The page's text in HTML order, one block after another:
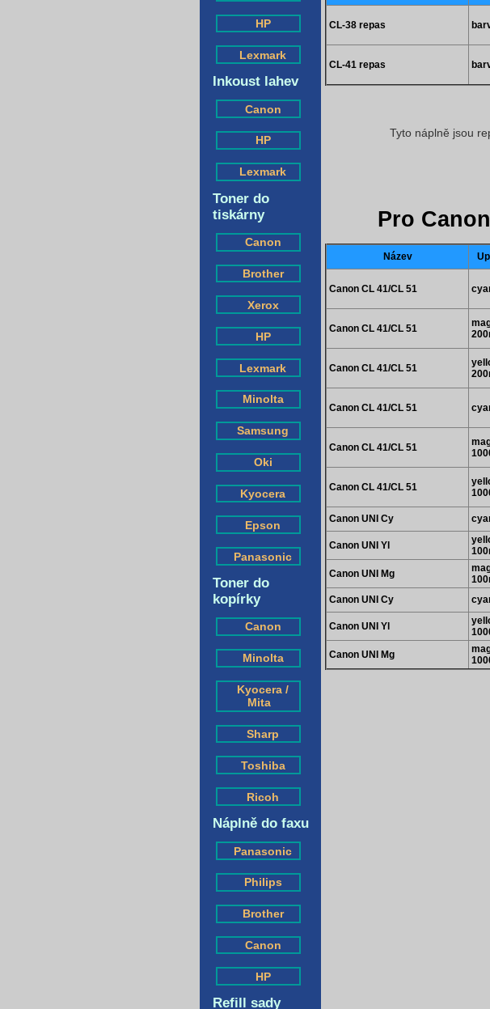
HP
Lexmark
Inkoust lahev
Canon
HP
Lexmark
Toner do
tiskárny
Canon
Brother
Xerox
HP
Lexmark
Minolta
Samsung
Oki
Kyocera
Epson
Panasonic
Toner do
kopírky
Canon
Minolta
Kyocera /
Mita
Sharp
Toshiba
Ricoh
Náplně do faxu
Panasonic
Philips
Brother
Canon
HP
Refill sady
CL-38 repas
CL-41 repas
Tyto náplně jsou
Pro
Název
Canon CL 41/CL 51
Canon CL 41/CL 51
Canon CL 41/CL 51
Canon CL 41/CL 51
Canon CL 41/CL 51
Canon CL 41/CL 51
Canon UNI Cy
Canon UNI Yl
Canon UNI Mg
Canon UNI Cy
Canon UNI Yl
Canon UNI Mg